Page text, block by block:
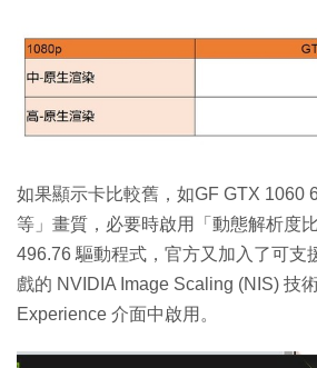
如果顯示卡比較舊，如GF GTX 1060
等」畫質，必要時啟用「動態解析度
496.76 驅動程式，官方又加入了可支
戲的 NVIDIA Image Scaling (NIS) 技
Experience 介面中啟用。